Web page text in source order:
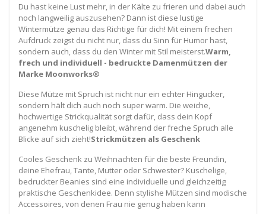
Du hast keine Lust mehr, in der Kälte zu frieren und dabei auch
noch langweilig auszusehen? Dann ist diese lustige
Wintermütze genau das Richtige für dich! Mit einem frechen
Aufdruck zeigst du nicht nur, dass du Sinn für Humor hast,
sondern auch, dass du den Winter mit Stil meisterst.Warm,
frech und individuell - bedruckte Damenmützen der
Marke Moonworks®
Diese Mütze mit Spruch ist nicht nur ein echter Hingucker,
sondern hält dich auch noch super warm. Die weiche,
hochwertige Strickqualität sorgt dafür, dass dein Kopf
angenehm kuschelig bleibt, während der freche Spruch alle
Blicke auf sich zieht!Strickmützen als Geschenk
Cooles Geschenk zu Weihnachten für die beste Freundin,
deine Ehefrau, Tante, Mutter oder Schwester? Kuschelige,
bedruckter Beanies sind eine individuelle und gleichzeitig
praktische Geschenkidee. Denn stylishe Mützen sind modische
Accessoires, von denen Frau nie genug haben kann